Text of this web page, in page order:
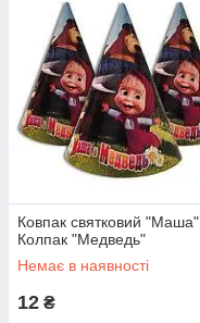
Ковпак святковий "Маша",
Колпак "Медведь"
Немає в наявності
12 ₴